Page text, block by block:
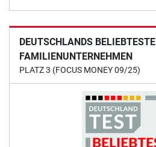
DEUTSCHLANDS BELIEBTESTE
FAMILIENUNTERNEHMEN
PLATZ 3 (FOCUS MONEY 09/25)